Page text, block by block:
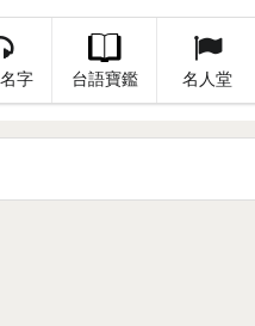
字 台語寶鑑 名人堂